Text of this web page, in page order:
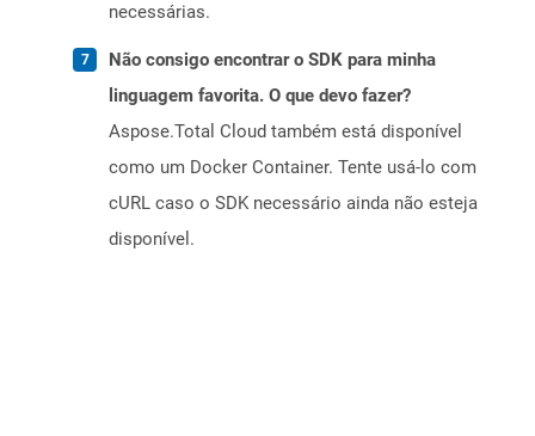
necessárias.
Não consigo encontrar o SDK para minha
linguagem favorita. O que devo fazer?
Aspose.Total Cloud também está disponível
como um Docker Container. Tente usá-lo com
cURL caso o SDK necessário ainda não esteja
disponível.